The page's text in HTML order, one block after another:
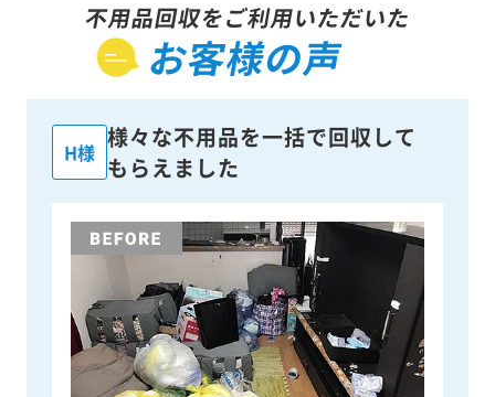
不用品回収をご利用いただいた
お客様の声
H様
様々な不用品を一括で回収して
もらえました